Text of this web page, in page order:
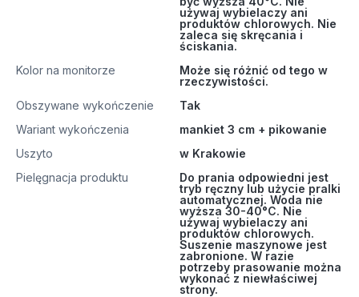
używaj wybielaczy ani
produktów chlorowych. Nie
zaleca się skręcania i
ściskania.
Kolor na monitorze
Może się różnić od tego w
rzeczywistości.
Obszywane wykończenie
Tak
Wariant wykończenia
mankiet 3 cm + pikowanie
Uszyto
w Krakowie
Pielęgnacja produktu
Do prania odpowiedni jest
tryb ręczny lub użycie pralki
automatycznej. Woda nie
wyższa 30-40°C. Nie
używaj wybielaczy ani
produktów chlorowych.
Suszenie maszynowe jest
zabronione. W razie
potrzeby prasowanie można
wykonać z niewłaściwej
strony.